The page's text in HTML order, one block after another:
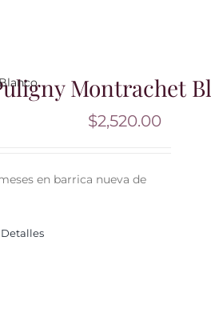
Montrachet
$2,520.00
en barrica nueva de
Detalles